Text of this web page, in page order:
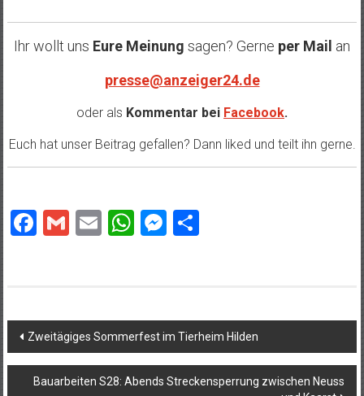
Ihr wollt uns Eure Meinung sagen? Gerne per Mail an
presse@anzeiger24.de
oder als Kommentar bei Facebook.
Euch hat unser Beitrag gefallen? Dann liked und teilt ihn gerne.
Facebook
GmailEmailWhatsApp
Messenger
Beitragsnavigation
Zweitägiges Sommerfest im Tierheim Hilden
Bauarbeiten S28: Abends Streckensperrung zwischen Neuss